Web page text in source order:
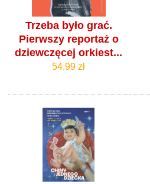
Trzeba było grać.
Pierwszy reportaż o
dziewczęcej orkiest...
54.99 zł